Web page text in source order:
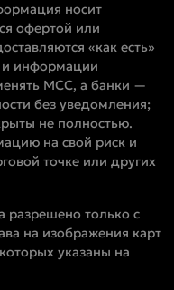
носит
офертой или
«как есть»
и информации
MCC, а банки —
без уведомления;
не полностью.
на свой риск и
точке или других
разрешено только с
на изображения карт
указаны на